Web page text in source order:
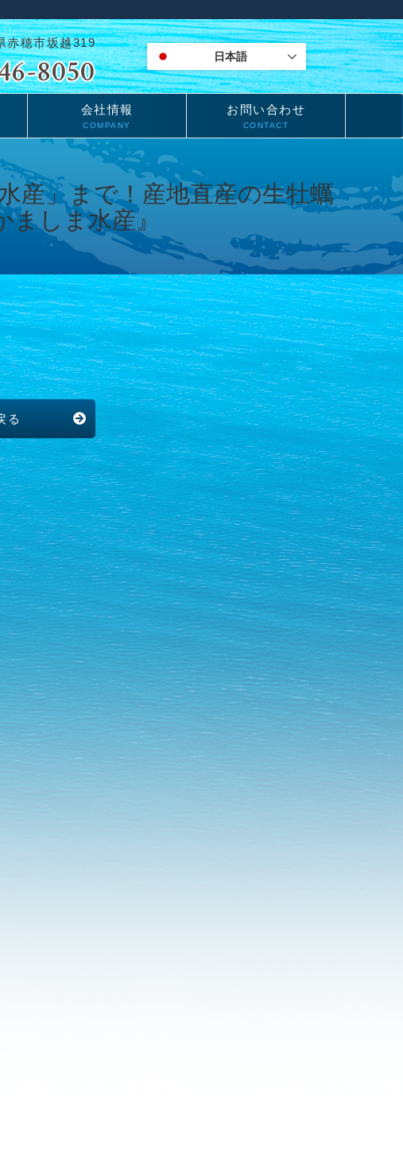
穂市坂越319
日本語
会社情報
COMPANY
お問い合わせ
CONTACT
る